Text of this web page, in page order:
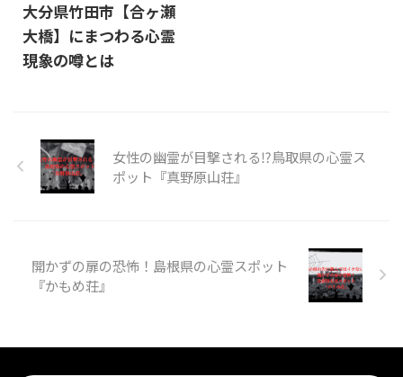
大分県竹田市【合ヶ瀬
大橋】にまつわる心霊
現象の噂とは
女性の幽霊が目撃される⁉鳥取県の心霊ス
ポット『真野原山荘』
開かずの扉の恐怖！島根県の心霊スポット
『かもめ荘』